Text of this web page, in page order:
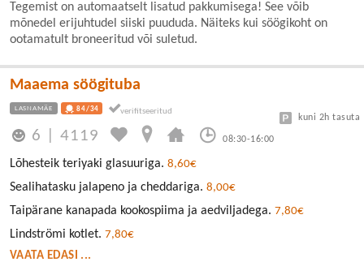
Tegemist on automaatselt lisatud pakkumisega! See võib
mõnedel erijuhtudel siiski puududa. Näiteks kui söögikoht on
ootamatult broneeritud või suletud.
Maaema söögituba
LASNAMÄE 84/34
6 |4119 08:30-16:00
kuni 2h tasuta
Lõhesteik teriyaki glasuuriga. 8,60€
Sealihatasku jalapeno ja cheddariga. 8,00€
Taipärane kanapada kookospiima ja aedviljadega. 7,80€
Lindströmi kotlet. 7,80€
VAATA EDASI ...